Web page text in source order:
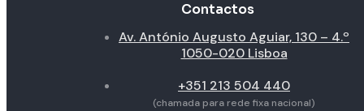
Contactos
Av. António Augusto Aguiar, 130 – 4.º
1050-020 Lisboa
+351 213 504 440
(chamada para rede fixa nacional)